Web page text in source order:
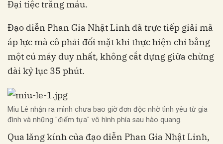
Đại tiệc trăng máu.
Đạo diễn Phan Gia Nhật Linh đã trực tiếp giải mã
áp lực mà cô phải đối mặt khi thực hiện chỉ bằng
một cú máy duy nhất, không cắt dựng giữa chừng
dài kỷ lục 35 phút.
Miu Lê nhận ra mình chưa bao giờ đơn độc nhờ tình yêu từ gia
đình và những "điểm tựa" vô hình phía sau hào quang.
Qua lăng kính của đạo diễn Phan Gia Nhật Linh,